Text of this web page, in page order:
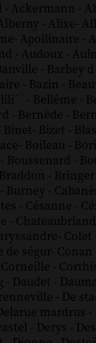
- Ackermann -
- Alixe-
- Apollinaire -
- Audoux -
- Barbey
- Bazin -
- Bellême -
- Bernède -
Binet- Bizet -
- Boileau -
- Boussenard -
Braddon - Bringer
- Burney -
- Césanne -
- Chateaubriand
- Colet
de ségur- Conan
Corneille -
- Daudet -
- De
mardrus -
- Derys -